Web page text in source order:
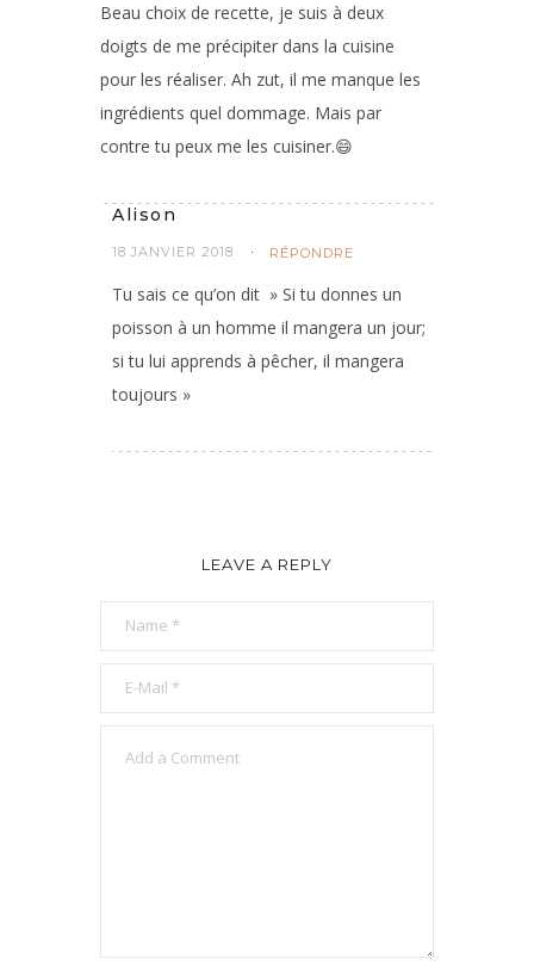
Beau choix de recette, je suis à deux
doigts de me précipiter dans la cuisine
pour les réaliser. Ah zut, il me manque les
ingrédients quel dommage. Mais par
contre tu peux me les cuisiner.😄
Alison
18 JANVIER 2018 RÉPONDRE
Tu sais ce qu’on dit » Si tu donnes un
poisson à un homme il mangera un jour;
si tu lui apprends à pêcher, il mangera
toujours »
LEAVE A REPLY